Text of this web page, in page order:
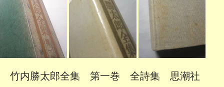
竹内勝太郎全集 第一巻 全詩集 思潮社